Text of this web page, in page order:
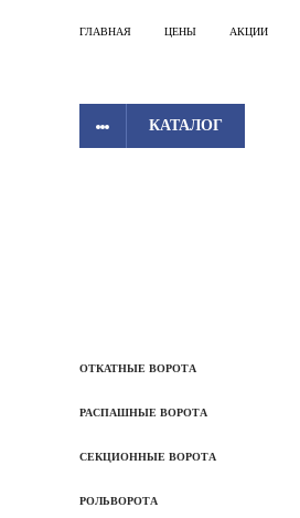
ГЛАВНАЯ ЦЕНЫ АКЦИИ
КАТАЛОГ
ОТКАТНЫЕ ВОРОТА
РАСПАШНЫЕ ВОРОТА
СЕКЦИОННЫЕ ВОРОТА
РОЛЬВОРОТА